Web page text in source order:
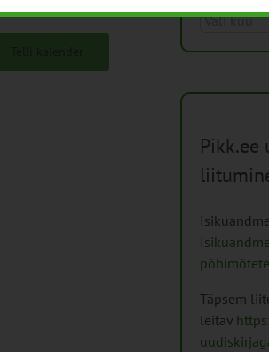
Arhiiv
Pikk.ee
Täpsem
leitav